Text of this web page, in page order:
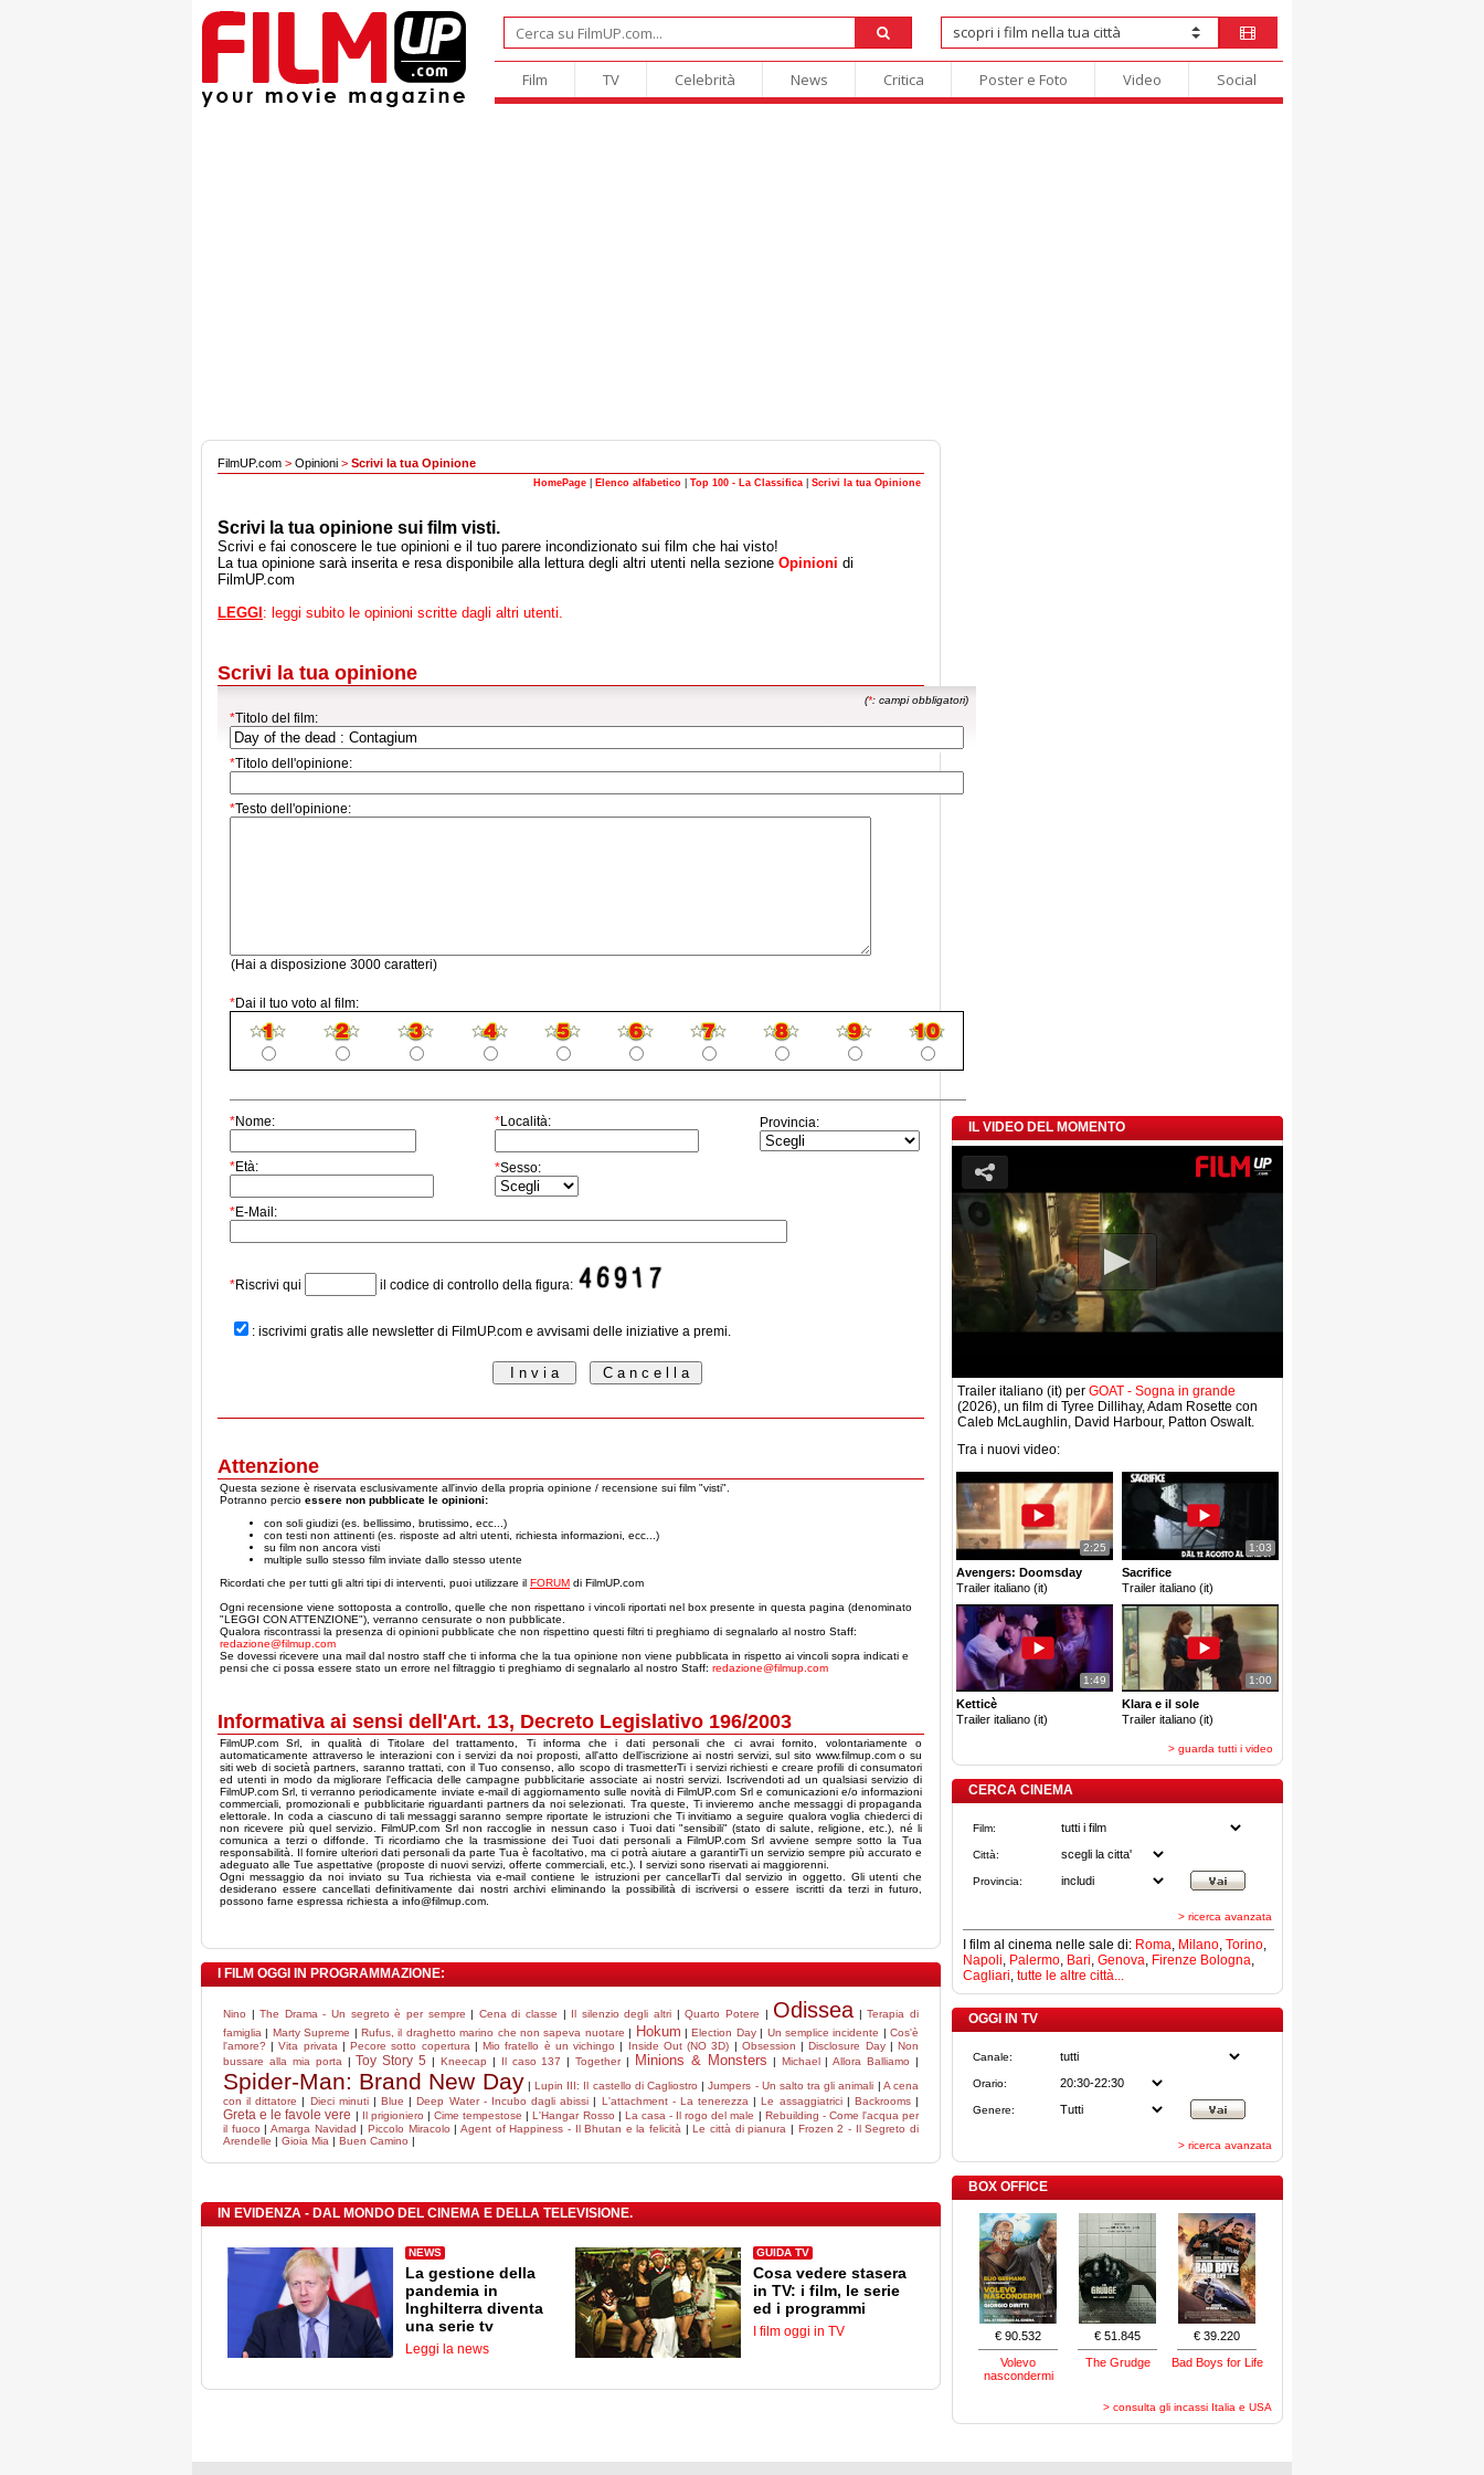
Film TV Celebrità News Critica Poster e Foto Video Social
FilmUP.com > Opinioni > Scrivi la tua Opinione
HomePage Elenco alfabetico Top 100 - La Classifica Scrivi la tua Opinione
Scrivi la tua opinione sui film visti.
Scrivi e fai conoscere le tue opinioni e il tuo parere incondizionato sui film che hai visto!
La tua opinione sarà inserita e resa disponibile alla lettura degli altri utenti nella sezione Opinioni di
FilmUP.com
LEGGI : leggi subito le opinioni scritte dagli altri utenti.
Scrivi la tua opinione
(*: campi obbligatori)
*Titolo del film:
*Titolo dell'opinione:
*Testo dell'opinione:
(Hai a disposizione 3000 caratteri)
*Dai il tuo voto al film:
*Nome: *Località: Provincia:
*Età: *Sesso:
*E-Mail:
*Riscrivi qui il codice di controllo della figura:
: iscrivimi gratis alle newsletter di FilmUP.com e avvisami delle iniziative a premi.
Attenzione
Questa sezione è riservata esclusivamente all'invio della propria opinione / recensione sui film "visti".
Potranno percio essere non pubblicate le opinioni:
con soli giudizi (es. bellissimo, brutissimo, ecc...)
con testi non attinenti (es. risposte ad altri utenti, richiesta informazioni, ecc...)
su film non ancora visti
multiple sullo stesso film inviate dallo stesso utente
Ricordati che per tutti gli altri tipi di interventi, puoi utilizzare il FORUM di FilmUP.com
Ogni recensione viene sottoposta a controllo, quelle che non rispettano i vincoli riportati nel box presente in questa pagina (denominato
"LEGGI CON ATTENZIONE"), verranno censurate o non pubblicate.
Qualora riscontrassi la presenza di opinioni pubblicate che non rispettino questi filtri ti preghiamo di segnalarlo al nostro Staff:
redazione@filmup.com
Se dovessi ricevere una mail dal nostro staff che ti informa che la tua opinione non viene pubblicata in rispetto ai vincoli sopra indicati e
pensi che ci possa essere stato un errore nel filtraggio ti preghiamo di segnalarlo al nostro Staff: redazione@filmup.com
Informativa ai sensi dell'Art. 13, Decreto Legislativo 196/2003
FilmUP.com Srl, in qualità di Titolare del trattamento, Ti informa che i dati personali che ci avrai fornito, volontariamente o
automaticamente attraverso le interazioni con i servizi da noi proposti, all'atto dell'iscrizione ai nostri servizi, sul sito www.filmup.com o su
siti web di società partners, saranno trattati, con il Tuo consenso, allo scopo di trasmetterTi i servizi richiesti e creare profili di consumatori
ed utenti in modo da migliorare l'efficacia delle campagne pubblicitarie associate ai nostri servizi. Iscrivendoti ad un qualsiasi servizio di
FilmUP.com Srl, ti verranno periodicamente inviate e-mail di aggiornamento sulle novità di FilmUP.com Srl e comunicazioni e/o informazioni
commerciali, promozionali e pubblicitarie riguardanti partners da noi selezionati. Tra queste, Ti invieremo anche messaggi di propaganda
elettorale. In coda a ciascuno di tali messaggi saranno sempre riportate le istruzioni che Ti invitiamo a seguire qualora voglia chiederci di
non ricevere più quel servizio. FilmUP.com Srl non raccoglie in nessun caso i Tuoi dati "sensibili" (stato di salute, religione, etc.), né li
comunica a terzi o diffonde. Ti ricordiamo che la trasmissione dei Tuoi dati personali a FilmUP.com Srl avviene sempre sotto la Tua
responsabilità. Il fornire ulteriori dati personali da parte Tua è facoltativo, ma ci potrà aiutare a garantirTi un servizio sempre più accurato e
adeguato alle Tue aspettative (proposte di nuovi servizi, offerte commerciali, etc.). I servizi sono riservati ai maggiorenni.
Ogni messaggio da noi inviato su Tua richiesta via e-mail contiene le istruzioni per cancellarTi dal servizio in oggetto. Gli utenti che
desiderano essere cancellati definitivamente dai nostri archivi eliminando la possibilità di iscriversi o essere iscritti da terzi in futuro,
possono farne espressa richiesta a info@filmup.com.
I FILM OGGI IN PROGRAMMAZIONE:
Nino |The Drama - Un segreto è per sempre | Cena di classe | Il silenzio degli altri |Quarto Potere | Odissea |Terapia di
famiglia | Marty Supreme | Rufus, il draghetto marino che non sapeva nuotare | Hokum |Election Day| Un semplice incidente |Cos'è
l'amore? |Vita privata |Pecore sotto copertura |Mio fratello è un vichingo | Inside Out (NO 3D) | Obsession |Disclosure Day|Non
bussare alla mia porta | Toy Story 5 | Kneecap | Il caso 137 |Together| Minions & Monsters | Michael|Allora Balliamo |
Spider-Man: Brand New Day | Lupin III: Il castello di Cagliostro |Jumpers - Un salto tra gli animali | A cena
con il dittatore | Dieci minuti|Blue |Deep Water - Incubo dagli abissi | L'attachment - La tenerezza |Le assaggiatrici| Backrooms|
Greta e le favole vere | Il prigioniero |Cime tempestose |L'Hangar Rosso | La casa - Il rogo del male | Rebuilding - Come l'acqua per
il fuoco | Amarga Navidad | Piccolo Miracolo | Agent of Happiness - Il Bhutan e la felicità |Le città di pianura | Frozen 2 - Il Segreto di
Arendelle | Gioia Mia | Buen Camino |
IN EVIDENZA - DAL MONDO DEL CINEMA E DELLA TELEVISIONE.
NEWS
La gestione della
pandemia in
Inghilterra diventa
una serie tv
Leggi la news
GUIDA TV
Cosa vedere stasera
in TV: i film, le serie
ed i programmi
I film oggi in TV
IL VIDEO DEL MOMENTO
Trailer italiano (it) per GOAT - Sogna in grande
(2026), un film di Tyree Dillihay, Adam Rosette con
Caleb McLaughlin, David Harbour, Patton Oswalt.
Tra i nuovi video:
2:25
Avengers: Doomsday
Trailer italiano (it)
1:03
Sacrifice
Trailer italiano (it)
1:49
Ketticè
Trailer italiano (it)
1:00
Klara e il sole
Trailer italiano (it)
> guarda tutti i video
CERCA CINEMA
Film:
Città:
Provincia:
> ricerca avanzata
I film al cinema nelle sale di: Roma, Milano, Torino,
Napoli, Palermo, Bari, Genova, Firenze Bologna,
Cagliari, tutte le altre città...
OGGI IN TV
Canale:
Orario:
Genere:
> ricerca avanzata
BOX OFFICE
€ 90.532
Volevo
nascondermi
€ 51.845
The Grudge
€ 39.220
Bad Boys for Life
> consulta gli incassi Italia e USA